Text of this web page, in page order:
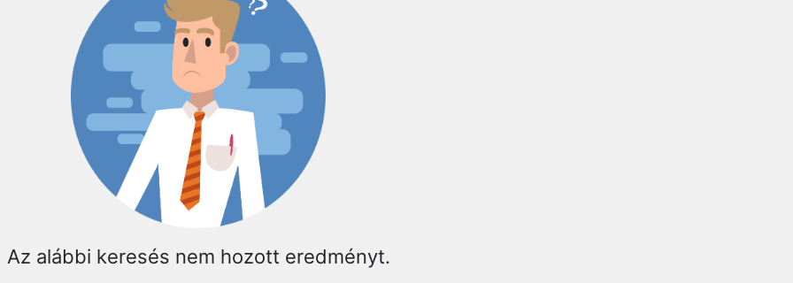
Az alábbi keresés nem hozott eredményt.